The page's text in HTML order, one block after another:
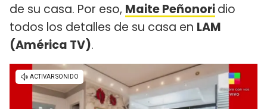
de su casa. Por eso, Maite Peñonoridio
todos los detalles de su casa en LAM
(América TV).